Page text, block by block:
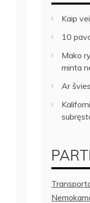
Kaip
10
Mako
minta
Ar